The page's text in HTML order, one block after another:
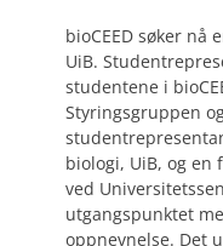
bioCEED søker
UiB.
studentene i
Styringsgruppen
biologi, UiB, og en
ved
utgangspunktet
oppnevnelse. Det